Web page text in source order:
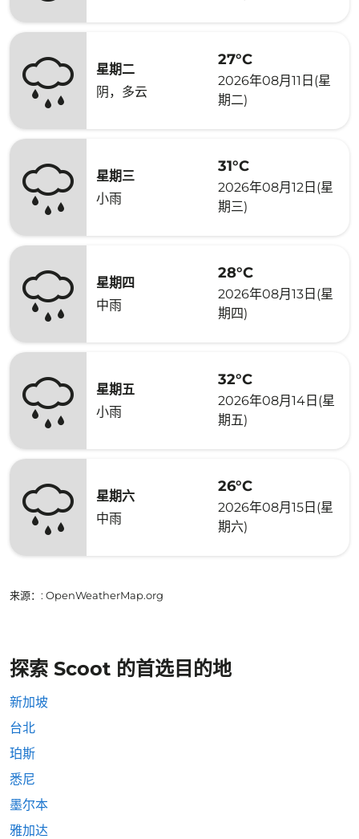
星期二
阴，多云
27°C
2026年08月11日(星
期二)
星期三
小雨
31°C
2026年08月12日(星
期三)
星期四
中雨
28°C
2026年08月13日(星
期四)
星期五
小雨
32°C
2026年08月14日(星
期五)
星期六
中雨
26°C
2026年08月15日(星
期六)
来源： : OpenWeatherMap.org
探索 Scoot 的首选目的地
新加坡
台北
珀斯
悉尼
墨尔本
雅加达